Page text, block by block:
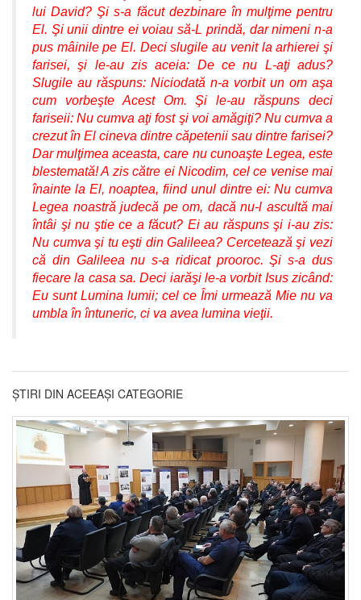
lui David? Şi s-a făcut dezbinare în mulţime pentru
El. Şi unii dintre ei voiau să-L prindă, dar nimeni n-a
pus mâinile pe El. Deci slugile au venit la arhierei şi
farisei, şi le-au zis aceia: De ce nu L-aţi adus?
Slugile au răspuns: Niciodată n-a vorbit un om aşa
cum vorbeşte Acest Om. Şi le-au răspuns deci
fariseii: Nu cumva aţi fost şi voi amăgiţi? Nu cumva a
crezut în El cineva dintre căpetenii sau dintre farisei?
Dar mulţimea aceasta, care nu cunoaşte Legea, este
blestemată! A zis către ei Nicodim, cel ce venise mai
înainte la El, noaptea, fiind unul dintre ei: Nu cumva
Legea noastră judecă pe om, dacă nu-l ascultă mai
întâi şi nu ştie ce a făcut? Ei au răspuns şi i-au zis:
Nu cumva şi tu eşti din Galileea? Cercetează şi vezi
că din Galileea nu s-a ridicat prooroc. Şi s-a dus
fiecare la casa sa. Deci iarăşi le-a vorbit Isus zicând:
Eu sunt Lumina lumii; cel ce Îmi urmează Mie nu va
umbla în întuneric, ci va avea lumina vieţii.
ȘTIRI DIN ACEEAȘI CATEGORIE